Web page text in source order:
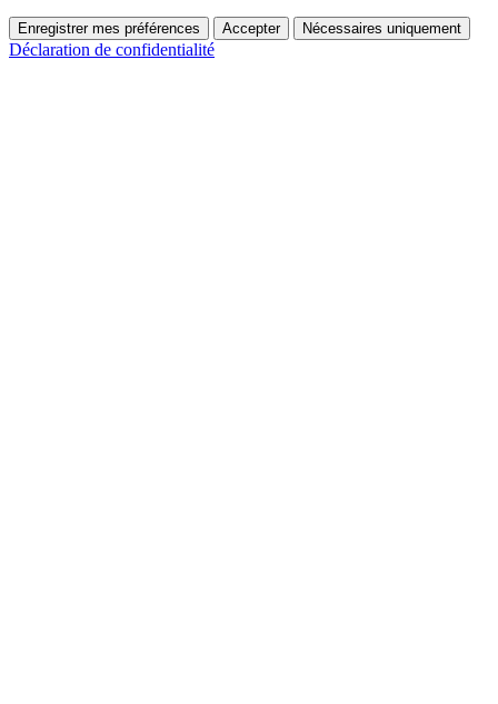
Enregistrer mes préférences Accepter Nécessaires uniquement
Déclaration de confidentialité